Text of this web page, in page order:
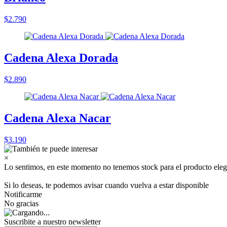
$2.790
Cadena Alexa Dorada
$2.890
Cadena Alexa Nacar
$3.190
×
Lo sentimos, en este momento no tenemos stock para el producto
Si lo deseas, te podemos avisar cuando vuelva a estar disponible
Notificarme
No gracias
Suscribite a nuestro newsletter